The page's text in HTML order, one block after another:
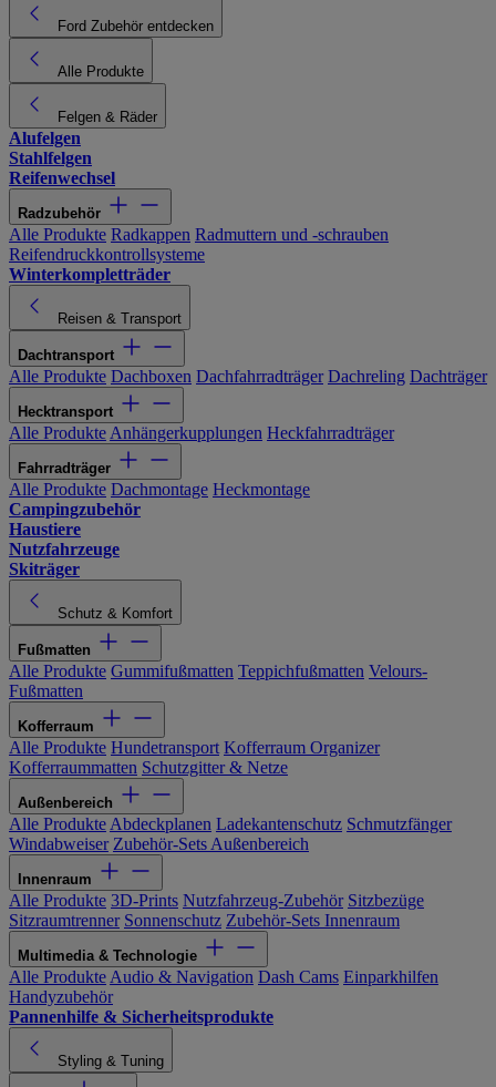
Ford Zubehör entdecken
Alle Produkte
Felgen & Räder
Alufelgen
Stahlfelgen
Reifenwechsel
Radzubehör
Alle Produkte Radkappen Radmuttern und -schrauben
Reifendruckkontrollsysteme
Winterkompletträder
Reisen & Transport
Dachtransport
Alle Produkte Dachboxen Dachfahrradträger Dachreling Dachträger
Hecktransport
Alle Produkte Anhängerkupplungen Heckfahrradträger
Fahrradträger
Alle Produkte Dachmontage Heckmontage
Campingzubehör
Haustiere
Nutzfahrzeuge
Skiträger
Schutz & Komfort
Fußmatten
Alle Produkte Gummifußmatten Teppichfußmatten Velours-
Fußmatten
Kofferraum
Alle Produkte Hundetransport Kofferraum Organizer
Kofferraummatten Schutzgitter & Netze
Außenbereich
Alle Produkte Abdeckplanen Ladekantenschutz Schmutzfänger
Windabweiser Zubehör-Sets Außenbereich
Innenraum
Alle Produkte 3D-Prints Nutzfahrzeug-Zubehör Sitzbezüge
Sitzraumtrenner Sonnenschutz Zubehör-Sets Innenraum
Multimedia & Technologie
Alle Produkte Audio & Navigation Dash Cams Einparkhilfen
Handyzubehör
Pannenhilfe & Sicherheitsprodukte
Styling & Tuning